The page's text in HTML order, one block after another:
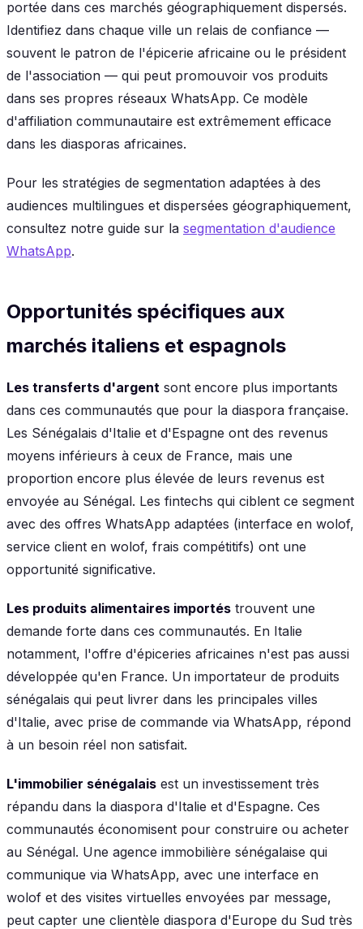
portée dans ces marchés géographiquement dispersés.
Identifiez dans chaque ville un relais de confiance —
souvent le patron de l'épicerie africaine ou le président
de l'association — qui peut promouvoir vos produits
dans ses propres réseaux WhatsApp. Ce modèle
d'affiliation communautaire est extrêmement efficace
dans les diasporas africaines.
Pour les stratégies de segmentation adaptées à des
audiences multilingues et dispersées géographiquement,
consultez notre guide sur la segmentation d'audience
WhatsApp.
Opportunités spécifiques aux
marchés italiens et espagnols
Les transferts d'argent sont encore plus importants
dans ces communautés que pour la diaspora française.
Les Sénégalais d'Italie et d'Espagne ont des revenus
moyens inférieurs à ceux de France, mais une
proportion encore plus élevée de leurs revenus est
envoyée au Sénégal. Les fintechs qui ciblent ce segment
avec des offres WhatsApp adaptées (interface en wolof,
service client en wolof, frais compétitifs) ont une
opportunité significative.
Les produits alimentaires importés trouvent une
demande forte dans ces communautés. En Italie
notamment, l'offre d'épiceries africaines n'est pas aussi
développée qu'en France. Un importateur de produits
sénégalais qui peut livrer dans les principales villes
d'Italie, avec prise de commande via WhatsApp, répond
à un besoin réel non satisfait.
L'immobilier sénégalais est un investissement très
répandu dans la diaspora d'Italie et d'Espagne. Ces
communautés économisent pour construire ou acheter
au Sénégal. Une agence immobilière sénégalaise qui
communique via WhatsApp, avec une interface en
wolof et des visites virtuelles envoyées par message,
peut capter une clientèle diaspora d'Europe du Sud très